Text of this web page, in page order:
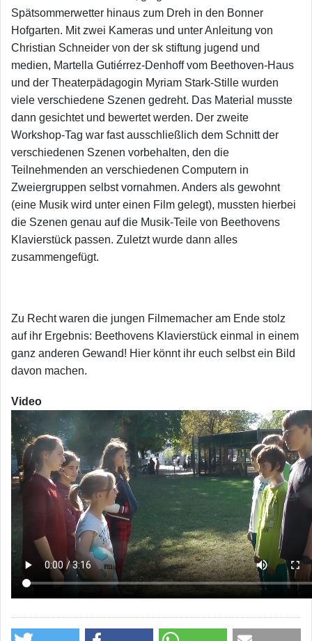
Spätsommerwetter hinaus zum Dreh in den Bonner
Hofgarten. Mit zwei Kameras und unter Anleitung von
Christian Schneider von der sk stiftung jugend und
medien, Martella Gutiérrez-Denhoff vom Beethoven-Haus
und der Theaterpädagogin Myriam Stark-Stille wurden
viele verschiedene Szenen gedreht. Das Material musste
dann gesichtet und bewertet werden. Der zweite
Workshop-Tag war fast ausschließlich dem Schnitt der
verschiedenen Szenen vorbehalten, den die
Teilnehmenden an verschiedenen Computern in
Zweiergruppen selbst vornahmen. Anders als gewohnt
(eine Musik wird unter einen Film gelegt), mussten hierbei
die Szenen genau auf die Musik-Teile von Beethovens
Klavierstück passen. Zuletzt wurde dann alles
zusammengefügt.
Zu Recht waren die jungen Filmemacher am Ende stolz
auf ihr Ergebnis: Beethovens Klavierstück einmal in einem
ganz anderen Gewand! Hier könnt ihr euch selbst ein Bild
davon machen.
Video